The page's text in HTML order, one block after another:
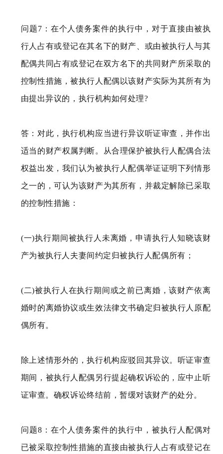
问题7：在个人债务案件的执行中，对于直接由被执
行人占有或登记在其名下的财产、或由被执行人与其
配偶共同占有或登记在双方名下的共同财产所采取的
控制性措施，被执行人配偶以该财产实际为其所有为
由提出异议的，执行机构如何处理?
答：对此，执行机构应当进行异议听证审查，并作出
适当的财产权属判断。从合理保护被执行人配偶合法
权益出发，我们认为被执行人配偶举证证明下列情形
之一的，可认为该财产为其所有，并裁定解除已采取
的控制性措施：
(一)执行期间被执行人未离婚，申请执行人知晓该财
产为被执行人夫妻间约定归被执行人配偶所有；
(二)被执行人在执行期间或之前已离婚，该财产依离
婚时的离婚协议或生效法律文书确定归被执行人原配
偶所有。
除上述情形外的，执行机构应驳回其异议。听证审查
期间，被执行人配偶另行提起确权诉讼的，应中止听
证审查。确权诉讼终结前，暂缓对该财产的处分。
问题8：在个人债务案件的执行中，被执行人配偶对
已被采取控制性措施的直接由被执行人占有或登记在